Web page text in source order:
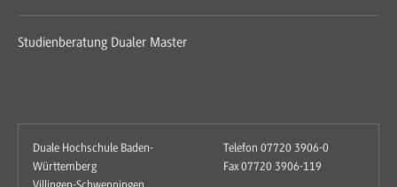
Studienberatung Dualer Master
Duale Hochschule Baden-
Württemberg
Telefon 07720 3906-0
Fax 07720 3906-119